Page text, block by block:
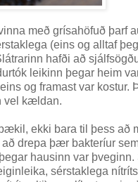
með grísahöfuð þarf
(eins og alltaf
hafði að
leikinn þegar heim
og framast var kostur.
vel kældan.
ekki bara til þess að
drepa þær bakteríur
hausinn var þveginn.
sérstaklega